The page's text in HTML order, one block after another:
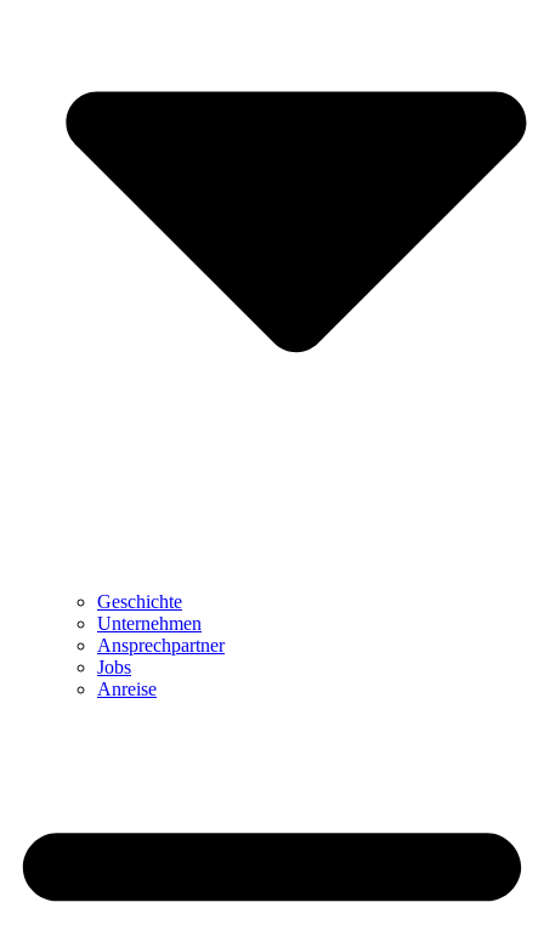
Geschichte
Unternehmen
Ansprechpartner
Jobs
Anreise